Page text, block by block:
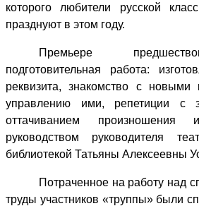
которого любители русской
празднуют в этом году.
Премьере
подготовительная работа:
реквизита, знакомство с новыми
управлению ими, репетиции с
оттачиванием
руководством руководителя
библиотекой Татьяны Алексеевны
Потраченное на работу над
труды участников «труппы» были